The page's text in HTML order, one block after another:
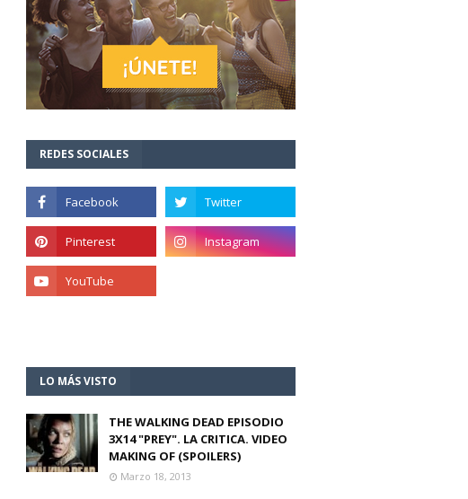
REDES SOCIALES
LO MÁS VISTO
THE WALKING DEAD EPISODIO
3X14 "PREY". LA CRITICA. VIDEO
MAKING OF (SPOILERS)
Marzo 18, 2013